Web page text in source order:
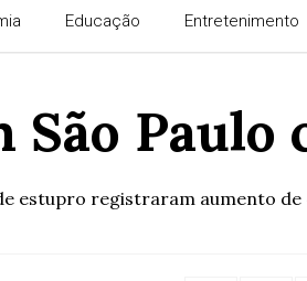
Educação Entretenimento
São Paulo
estupro registraram aumento de